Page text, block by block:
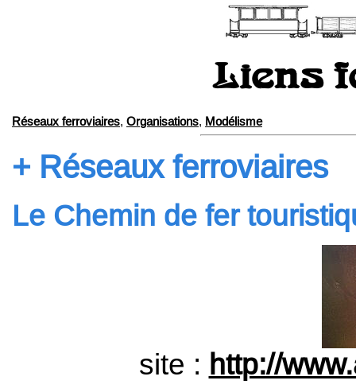
Liens
Réseaux ferroviaires, Organisations, Modélisme
Réseaux ferroviaires
Le Chemin de fer
site : http://